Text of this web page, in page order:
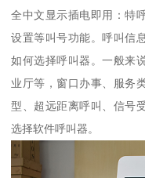
全中文显示插电即用：特
设置等叫号功能。呼叫信
如何选择呼叫器。一般来
业厅等，窗口办事、服务
型、超远距离呼叫、信号
选择软件呼叫器。